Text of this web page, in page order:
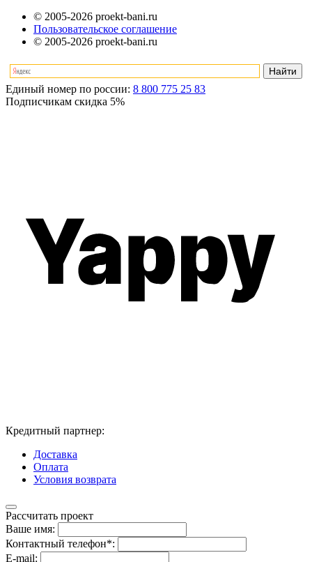
© 2005-2026 proekt-bani.ru
Пользовательское соглашение
© 2005-2026 proekt-bani.ru
Единый номер по россии: 8 800 775 25 83
Подписчикам скидка 5%
Кредитный партнер:
Доставка
Оплата
Условия возврата
Рассчитать проект
Ваше имя:
Контактный телефон*:
E-mail: